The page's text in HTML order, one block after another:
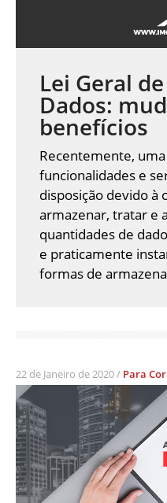
Lei Geral
Dados:
benefícios
Recentemente,
funcionalidades e
disposição devido à
armazenar, tratar e
quantidades de
e praticamente
formas de
22 de Janeiro de 2020 / Para